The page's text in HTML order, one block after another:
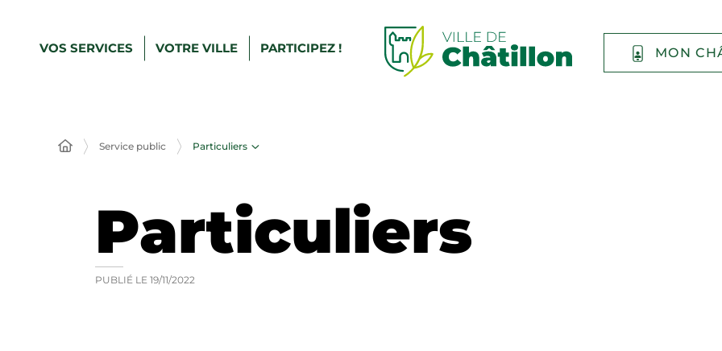
VOS SERVICES VOTRE VILLE PARTICIPEZ ! MON
Service public Particuliers
Particuliers
PUBLIÉ LE 19/11/2022